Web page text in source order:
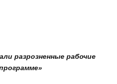
разрозненные рабочие